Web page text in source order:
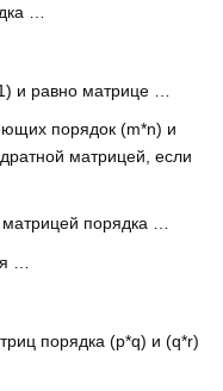
…
и равно матрице …
порядок (m*n) и
матрицей, если
порядка …
…
порядка (p*q) и (q*r)